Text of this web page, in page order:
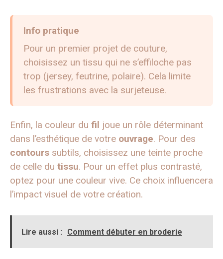
Info pratique
Pour un premier projet de couture,
choisissez un tissu qui ne s’effiloche pas
trop (jersey, feutrine, polaire). Cela limite
les frustrations avec la surjeteuse.
Enfin, la couleur du fil joue un rôle déterminant
dans l’esthétique de votre ouvrage. Pour des
contours subtils, choisissez une teinte proche
de celle du tissu. Pour un effet plus contrasté,
optez pour une couleur vive. Ce choix influencera
l’impact visuel de votre création.
Lire aussi : Comment débuter en broderie